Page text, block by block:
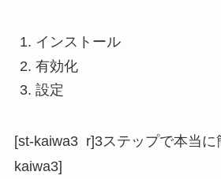
インストール
有効化
設定
[st-kaiwa3 r]3ステップで本当に
kaiwa3]